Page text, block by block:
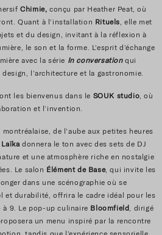
Chimie, conçu par Heather Peat, où
Quant à l’installation Rituels, elle met
et du design, invitant à la réflexion à
le son et la forme. L’esprit d’échange
avec la série In conversationqui
l’architecture et la gastronomie.
les bienvenus dans le SOUK studio, où
et l’invention.
de l’aube aux petites heures
donnera le ton avec des sets de DJ
et une atmosphère riche en nostalgie
Le salon Élément de Base, qui invite les
dans une scénographie où se
et durabilité, offrira le cadre idéal pour les
9. Le pop-up culinaire Bloomfield, dirigé
un menu inspiré par la rencontre